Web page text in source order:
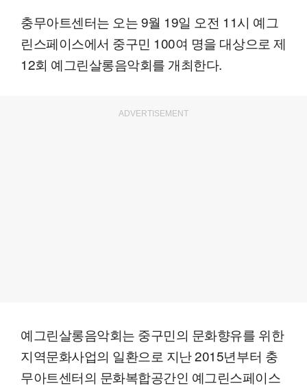
충무아트센터는 오는 9월 19일 오전 11시 예그
린스페이스에서 중구민 100여 명을 대상으로 제
12회 예그린살롱음악회를 개최한다.
ADVERTISEMENT
예그린살롱음악회는 중구민의 문화향유를 위한
지역문화사업의 일환으로 지난 2015년부터 충
무아트센터의 문화복합공간인 예그린스페이스